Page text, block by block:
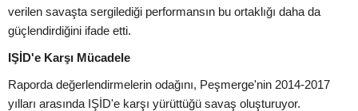
verilen savaşta sergilediği performansın bu ortaklığı daha da
güçlendirdiğini ifade etti.
IŞİD'e Karşı Mücadele
Raporda değerlendirmelerin odağını, Peşmerge'nin 2014-2017
yılları arasında IŞİD'e karşı yürüttüğü savaş oluşturuyor.